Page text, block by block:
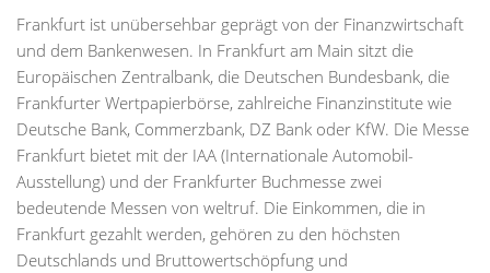
Frankfurt ist unübersehbar geprägt von der Finanzwirtschaft
und dem Bankenwesen. In Frankfurt am Main sitzt die
Europäischen Zentralbank, die Deutschen Bundesbank, die
Frankfurter Wertpapierbörse, zahlreiche Finanzinstitute wie
Deutsche Bank, Commerzbank, DZ Bank oder KfW. Die Messe
Frankfurt bietet mit der IAA (Internationale Automobil-
Ausstellung) und der Frankfurter Buchmesse zwei
bedeutende Messen von weltruf. Die Einkommen, die in
Frankfurt gezahlt werden, gehören zu den höchsten
Deutschlands und Bruttowertschöpfung und